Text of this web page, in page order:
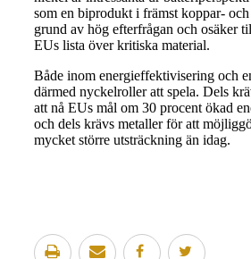
som en biprodukt i främst koppar-
grund av hög efterfrågan och osäker
EUs lista över kritiska material.
Både inom energieffektivisering och
därmed nyckelroller att spela. Dels
att nå EUs mål om 30 procent ökad
och dels krävs metaller för att
mycket större utsträckning än idag.